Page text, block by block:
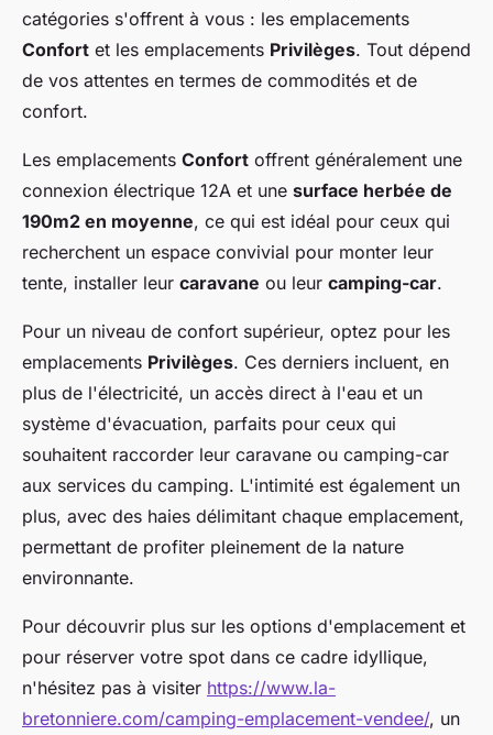
catégories s'offrent à vous : les emplacements
Confort et les emplacements Privilèges. Tout dépend
de vos attentes en termes de commodités et de
confort.
Les emplacements Confort offrent généralement une
connexion électrique 12A et une surface herbée de
190m2 en moyenne, ce qui est idéal pour ceux qui
recherchent un espace convivial pour monter leur
tente, installer leur caravane ou leur camping-car.
Pour un niveau de confort supérieur, optez pour les
emplacements Privilèges. Ces derniers incluent, en
plus de l'électricité, un accès direct à l'eau et un
système d'évacuation, parfaits pour ceux qui
souhaitent raccorder leur caravane ou camping-car
aux services du camping. L'intimité est également un
plus, avec des haies délimitant chaque emplacement,
permettant de profiter pleinement de la nature
environnante.
Pour découvrir plus sur les options d'emplacement et
pour réserver votre spot dans ce cadre idyllique,
n'hésitez pas à visiter https://www.la-
bretonniere.com/camping-emplacement-vendee/, un